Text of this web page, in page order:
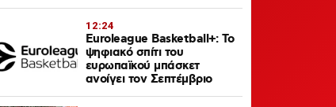
12:24
Euroleague Basketball+: Το
ψηφιακό σπίτι του
ευρωπαϊκού μπάσκετ
ανοίγει τον Σεπτέμβριο